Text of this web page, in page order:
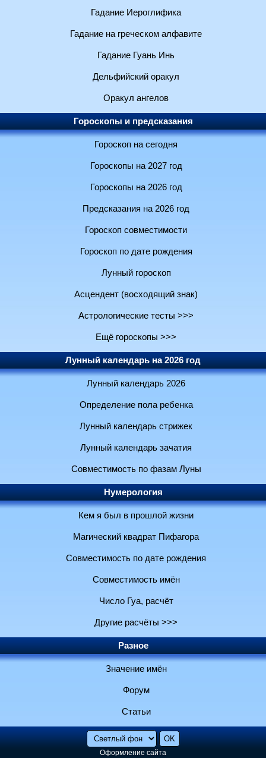
Гадание Иероглифика
Гадание на греческом алфавите
Гадание Гуань Инь
Дельфийский оракул
Оракул ангелов
Гороскопы и предсказания
Гороскоп на сегодня
Гороскопы на 2027 год
Гороскопы на 2026 год
Предсказания на 2026 год
Гороскоп совместимости
Гороскоп по дате рождения
Лунный гороскоп
Асцендент (восходящий знак)
Астрологические тесты >>>
Ещё гороскопы >>>
Лунный календарь на 2026 год
Лунный календарь 2026
Определение пола ребенка
Лунный календарь стрижек
Лунный календарь зачатия
Совместимость по фазам Луны
Нумерология
Кем я был в прошлой жизни
Магический квадрат Пифагора
Совместимость по дате рождения
Совместимость имён
Число Гуа, расчёт
Другие расчёты >>>
Разное
Значение имён
Форум
Статьи
Оформление сайта